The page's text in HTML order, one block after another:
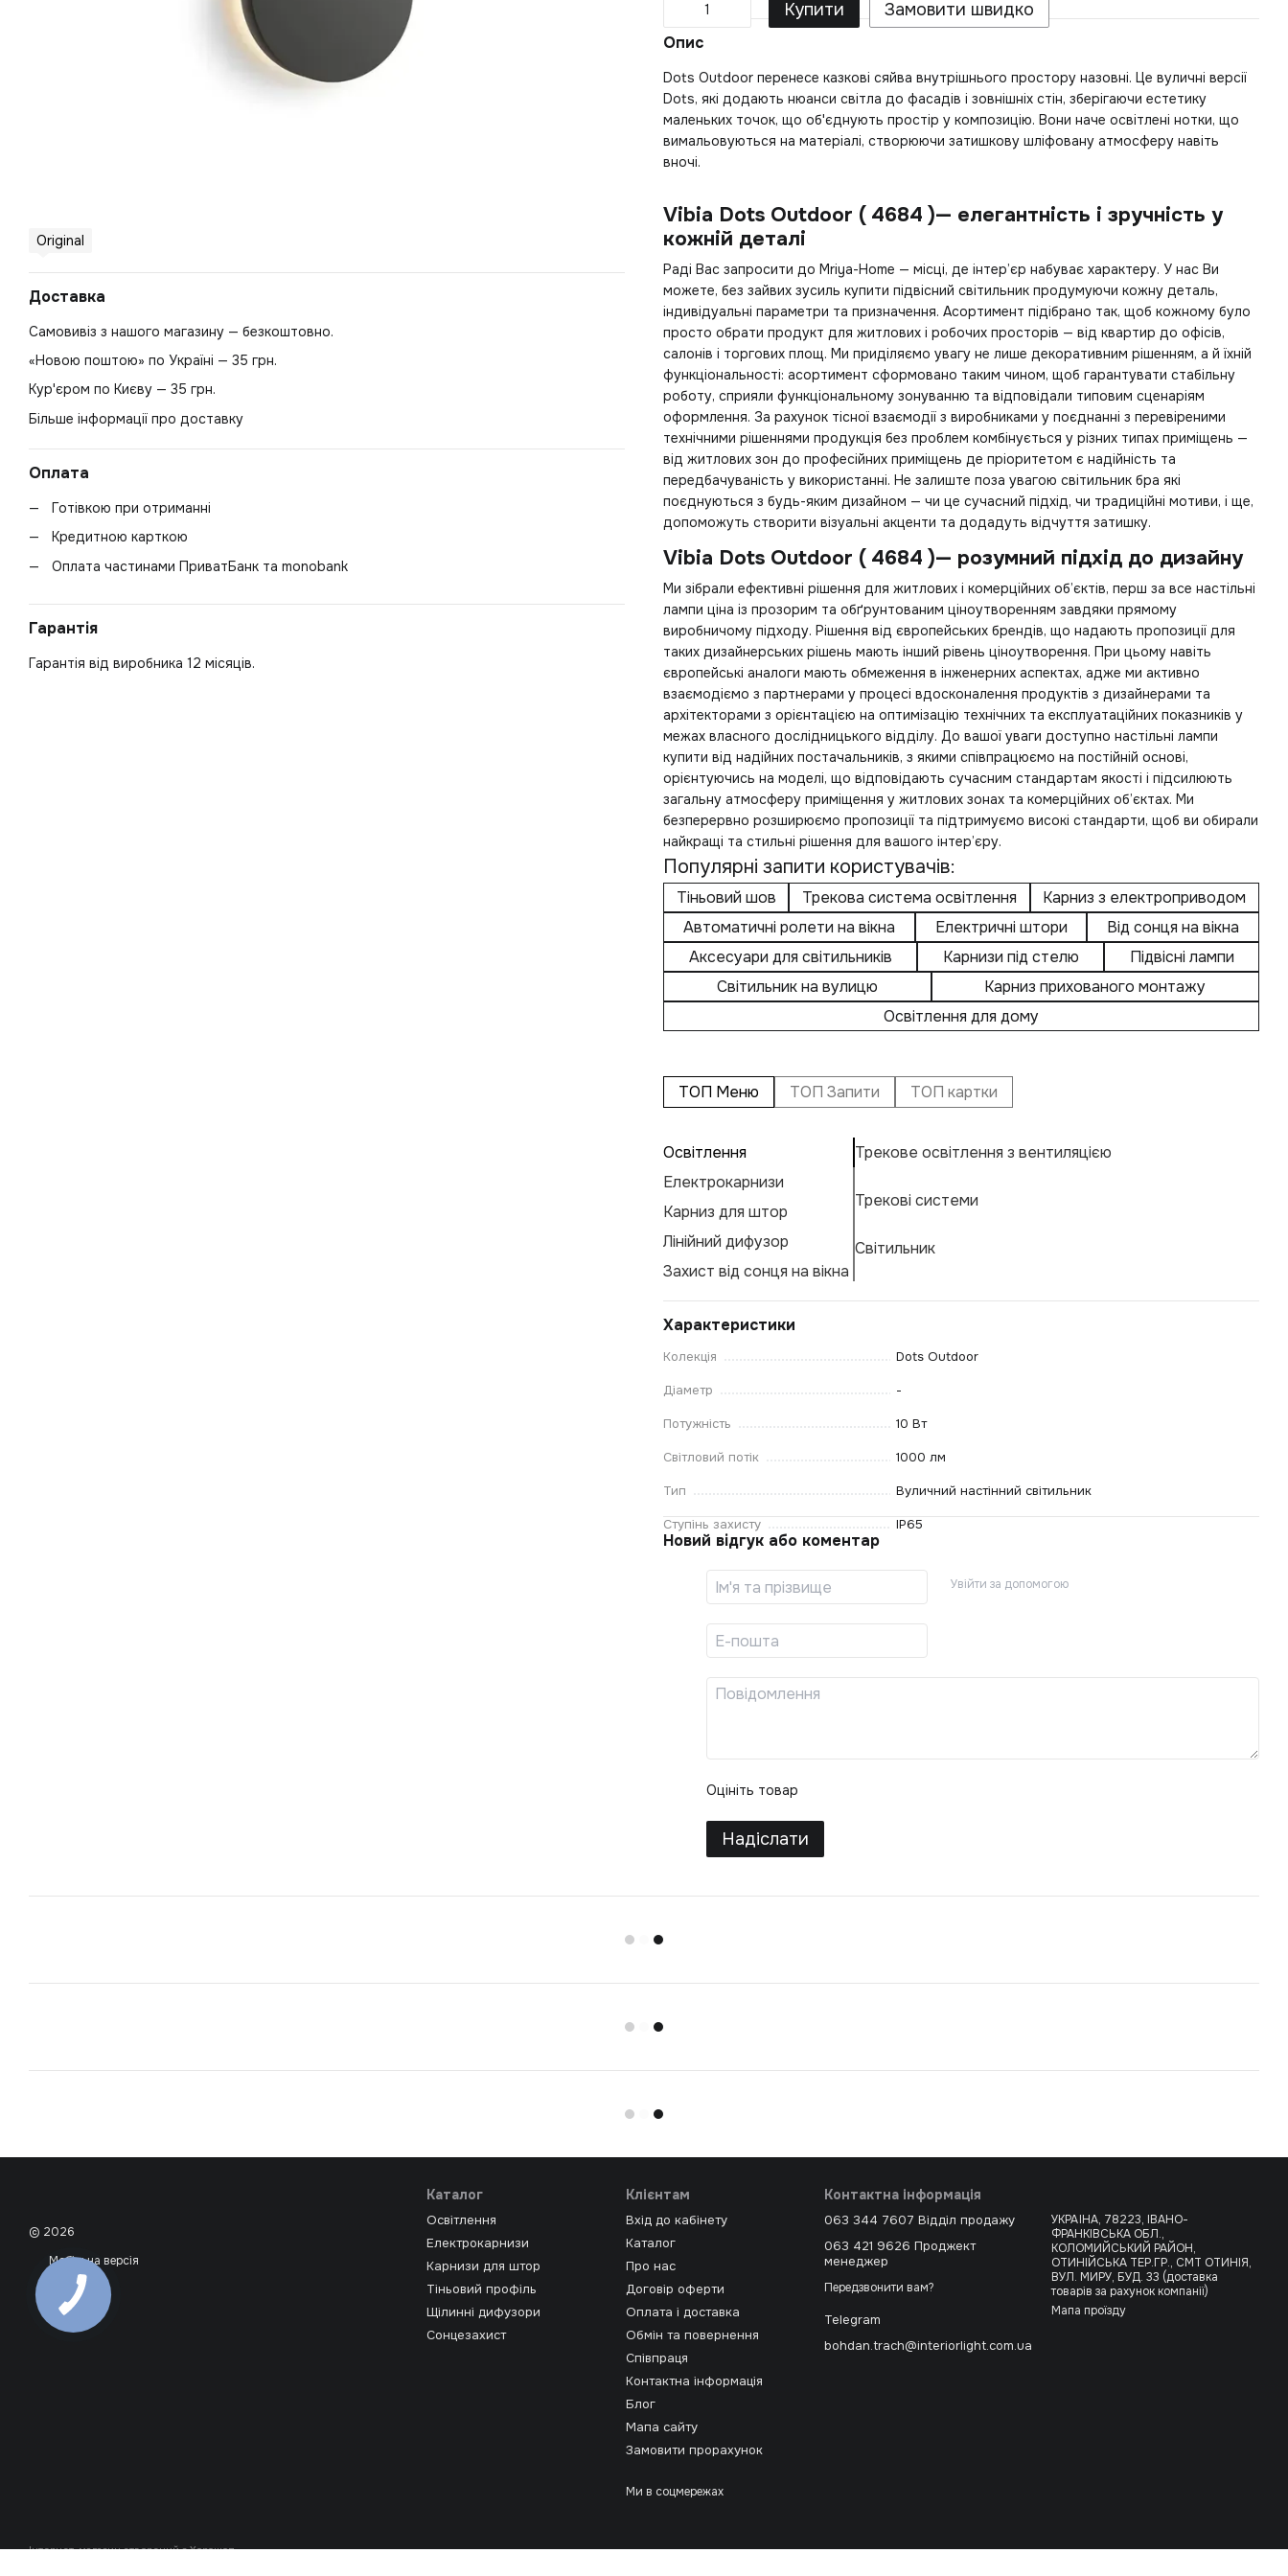
Original
Доставка
Самовивіз з нашого магазину — безкоштовно.
«Новою поштою» по Україні — 35 грн.
Кур'єром по Києву — 35 грн.
Більше інформації про доставку
Оплата
Готівкою при отриманні
Кредитною карткою
Оплата частинами ПриватБанк та monobank
Гарантія
Гарантія від виробника 12 місяців.
Купити Замовити швидко
Опис
Dots Outdoor перенесе казкові сяйва внутрішнього простору назовні. Це вуличні версії
Dots, які додають нюанси світла до фасадів і зовнішніх стін, зберігаючи естетику
маленьких точок, що об'єднують простір у композицію. Вони наче освітлені нотки, що
вимальовуються на матеріалі, створюючи затишкову шліфовану атмосферу навіть
вночі.
Vibia Dots Outdoor ( 4684 )— елегантність і зручність у
кожній деталі
Раді Вас запросити до Mriya-Home — місці, де інтер’єр набуває характеру. У нас Ви
можете, без зайвих зусиль купити підвісний світильник продумуючи кожну деталь,
індивідуальні параметри та призначення. Асортимент підібрано так, щоб кожному було
просто обрати продукт для житлових і робочих просторів — від квартир до офісів,
салонів і торгових площ. Ми приділяємо увагу не лише декоративним рішенням, а й їхній
функціональності: асортимент сформовано таким чином, щоб гарантувати стабільну
роботу, сприяли функціональному зонуванню та відповідали типовим сценаріям
оформлення. За рахунок тісної взаємодії з виробниками у поєднанні з перевіреними
технічними рішеннями продукція без проблем комбінується у різних типах приміщень —
від житлових зон до професійних приміщень де пріоритетом є надійність та
передбачуваність у використанні. Не залиште поза увагою світильник бра які
поєднуються з будь-яким дизайном — чи це сучасний підхід, чи традиційні мотиви, і ще,
допоможуть створити візуальні акценти та додадуть відчуття затишку.
Vibia Dots Outdoor ( 4684 )— розумний підхід до дизайну
Ми зібрали ефективні рішення для житлових і комерційних об’єктів, перш за все настільні
лампи ціна із прозорим та обґрунтованим ціноутворенням завдяки прямому
виробничому підходу. Рішення від європейських брендів, що надають пропозиції для
таких дизайнерських рішень мають інший рівень ціноутворення. При цьому навіть
європейські аналоги мають обмеження в інженерних аспектах, адже ми активно
взаємодіємо з партнерами у процесі вдосконалення продуктів з дизайнерами та
архітекторами з орієнтацією на оптимізацію технічних та експлуатаційних показників у
межах власного дослідницького відділу. До вашої уваги доступно настільні лампи
купити від надійних постачальників, з якими співпрацюємо на постійній основі,
орієнтуючись на моделі, що відповідають сучасним стандартам якості і підсилюють
загальну атмосферу приміщення у житлових зонах та комерційних об’єктах. Ми
безперервно розширюємо пропозиції та підтримуємо високі стандарти, щоб ви обирали
найкращі та стильні рішення для вашого інтер’єру.
Популярні запити користувачів:
Тіньовий шов Трекова система освітлення
Карниз з електроприводом
Автоматичні ролети на вікна
Електричні штори
Від сонця на вікна
Аксесуари для світильників
Карнизи під стелю
Підвісні лампи
Світильник на вулицю
Карниз прихованого монтажу
Освітлення для дому
ТОП Меню ТОП Запити ТОП картки
Освітлення
Електрокарнизи
Карниз для штор
Лінійний дифузор
Захист від сонця на вікна
Трекове освітлення з вентиляцією
Трекові системи
Світильник
Характеристики
Колекція Dots Outdoor
Діаметр -
Потужність 10 Вт
Світловий потік 1000 лм
Тип Вуличний настінний світильник
Ступінь захисту IP65
Новий відгук або коментар
Увійти за допомогою
Оцініть товар
Надіслати
© 2026
Мобільна версія
Інтернет-магазин створений з Хорошоп
Каталог
Освітлення
Електрокарнизи
Карнизи для штор
Тіньовий профіль
Щілинні дифузори
Сонцезахист
Клієнтам
Вхід до кабінету
Каталог
Про нас
Договір оферти
Оплата і доставка
Обмін та повернення
Співпраця
Контактна інформація
Блог
Мапа сайту
Замовити прорахунок
Ми в соцмережах
Контактна інформація
063 344 7607 Відділ продажу
063 421 9626 Проджект
менеджер
Передзвонити вам?
Telegram
bohdan.trach@interiorlight.com.ua
УКРАЇНА, 78223, ІВАНО-
ФРАНКІВСЬКА ОБЛ.,
КОЛОМИЙСЬКИЙ РАЙОН,
ОТИНІЙСЬКА ТЕР.ГР., СМТ ОТИНІЯ,
ВУЛ. МИРУ, БУД. 33 (доставка
товарів за рахунок компанії)
Мапа проїзду